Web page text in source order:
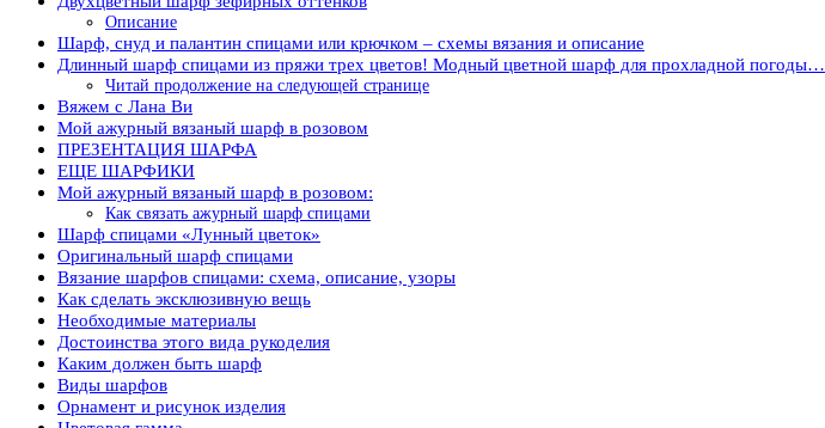
Описание
Шарф, снуд и палантин спицами или крючком – схемы вязания и описание
Длинный шарф спицами из пряжи трех цветов! Модный цветной шарф для прохладной погоды…
Читай продолжение на следующей странице
Вяжем с Лана Ви
Мой ажурный вязаный шарф в розовом
ПРЕЗЕНТАЦИЯ ШАРФА
ЕЩЕ ШАРФИКИ
Мой ажурный вязаный шарф в розовом:
Как связать ажурный шарф спицами
Шарф спицами «Лунный цветок»
Оригинальный шарф спицами
Вязание шарфов спицами: схема, описание, узоры
Как сделать эксклюзивную вещь
Необходимые материалы
Достоинства этого вида рукоделия
Каким должен быть шарф
Виды шарфов
Орнамент и рисунок изделия